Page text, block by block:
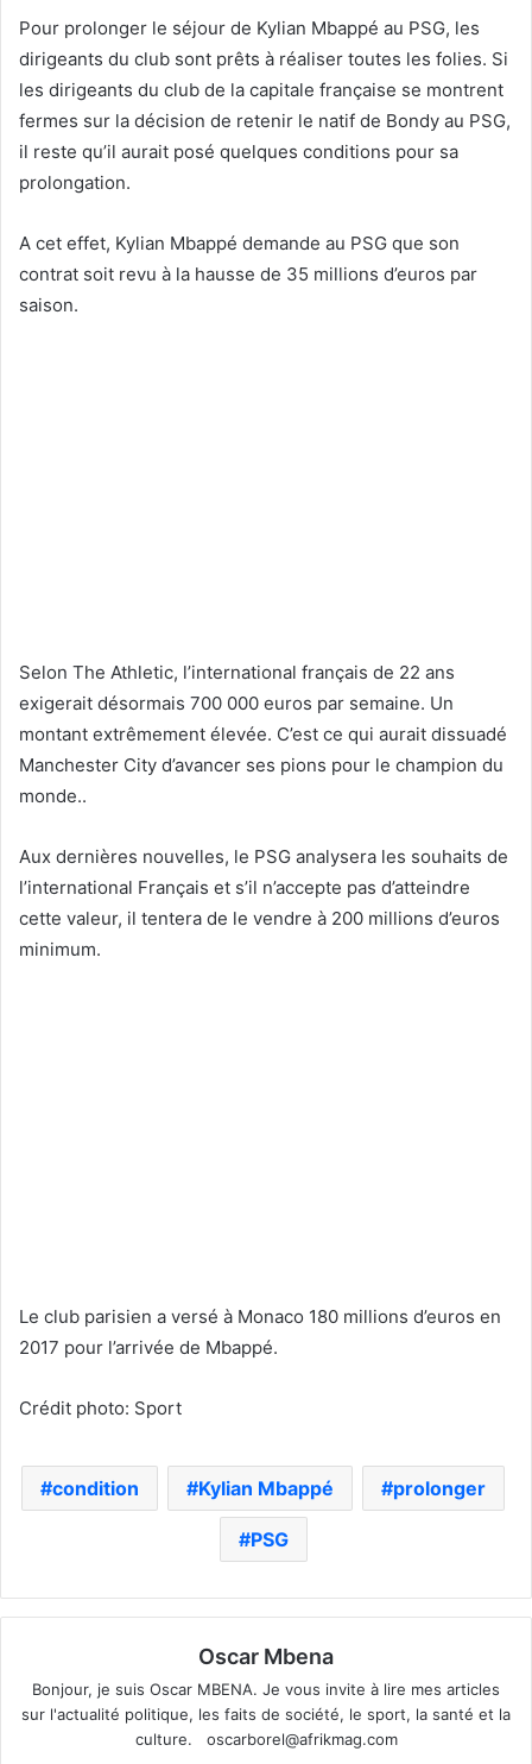
Pour prolonger le séjour de Kylian Mbappé au PSG, les
dirigeants du club sont prêts à réaliser toutes les folies. Si
les dirigeants du club de la capitale française se montrent
fermes sur la décision de retenir le natif de Bondy au PSG,
il reste qu’il aurait posé quelques conditions pour sa
prolongation.
A cet effet, Kylian Mbappé demande au PSG que son
contrat soit revu à la hausse de 35 millions d’euros par
saison.
Selon The Athletic, l’international français de 22 ans
exigerait désormais 700 000 euros par semaine. Un
montant extrêmement élevée. C’est ce qui aurait dissuadé
Manchester City d’avancer ses pions pour le champion du
monde..
Aux dernières nouvelles, le PSG analysera les souhaits de
l’international Français et s’il n’accepte pas d’atteindre
cette valeur, il tentera de le vendre à 200 millions d’euros
minimum.
Le club parisien a versé à Monaco 180 millions d’euros en
2017 pour l’arrivée de Mbappé.
Crédit photo: Sport
condition Kylian Mbappé prolonger
PSG
Oscar Mbena
Bonjour, je suis Oscar MBENA. Je vous invite à lire mes articles
sur l'actualité politique, les faits de société, le sport, la santé et la
culture. oscarborel@afrikmag.com